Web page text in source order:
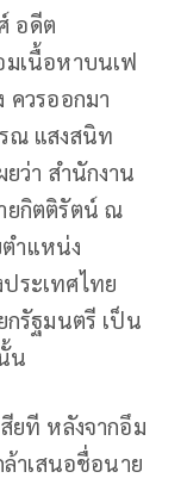
อดีต
มเนื้อหาบนเฟ
วรออกมา
ณ แสงสนิท
ว่า สำนักงาน
ยกิตติรัตน์ ณ
ำแหน่ง
ระเทศไทย
กรัฐมนตรี เป็น
น
ยที หลังจากอึม
ล้าเสนอชื่อนาย